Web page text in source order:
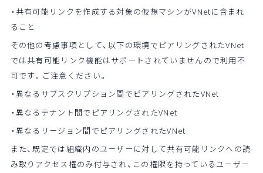
・共有可能リンクを作成する対象の仮想マシンがVNetに含まれ
ること
その他の考慮事項として、以下の環境でピアリングされたVNet
では共有可能リンク機能はサポートされていませんので利用不
可です。ご注意ください。
・異なるサブスクリプション間でピアリングされたVNet
・異なるテナント間でピアリングされたVNet
・異なるリージョン間でピアリングされたVNet
また、既定では組織内のユーザーに対して共有可能リンクへの読
み取りアクセス権のみ付与され、この権限を持っているユーザー